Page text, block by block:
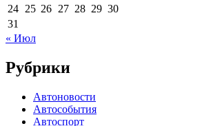
24 25 26 27 28 29 30
31
« Июл
Рубрики
Автоновости
Автособытия
Автоспорт